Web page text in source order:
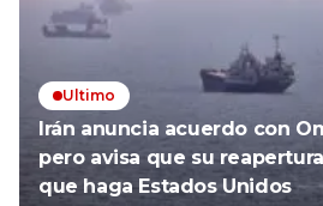
Ultimo
Irán anuncia acuerdo con
pero avisa que su
que haga Estados Unidos